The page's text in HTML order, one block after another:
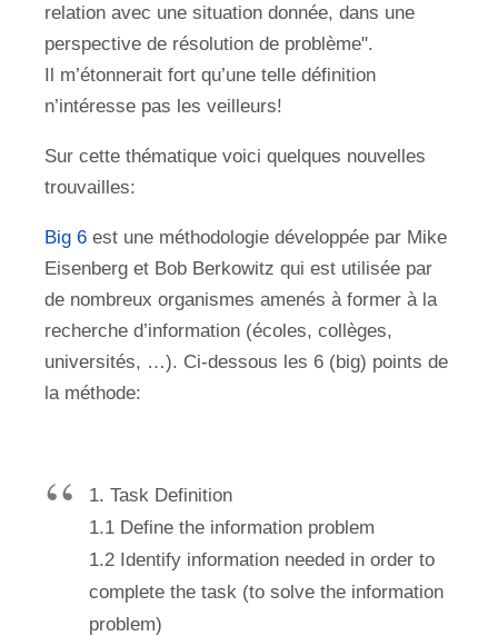
relation avec une situation donnée, dans une
perspective de résolution de problème".
Il m’étonnerait fort qu’une telle définition
n’intéresse pas les veilleurs!
Sur cette thématique voici quelques nouvelles
trouvailles:
Big 6 est une méthodologie développée par Mike
Eisenberg et Bob Berkowitz qui est utilisée par
de nombreux organismes amenés à former à la
recherche d’information (écoles, collèges,
universités, …). Ci-dessous les 6 (big) points de
la méthode:
1. Task Definition
1.1 Define the information problem
1.2 Identify information needed in order to
complete the task (to solve the information
problem)